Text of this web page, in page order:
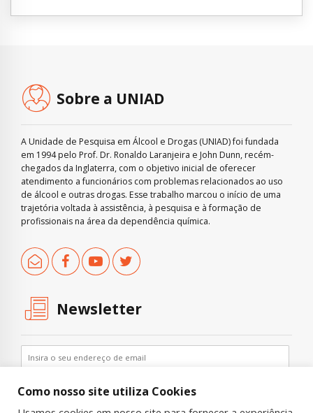
Sobre a UNIAD
A Unidade de Pesquisa em Álcool e Drogas (UNIAD) foi fundada
em 1994 pelo Prof. Dr. Ronaldo Laranjeira e John Dunn, recém-
chegados da Inglaterra, com o objetivo inicial de oferecer
atendimento a funcionários com problemas relacionados ao uso
de álcool e outras drogas. Esse trabalho marcou o início de uma
trajetória voltada à assistência, à pesquisa e à formação de
profissionais na área da dependência química.
Newsletter
Como nosso site utiliza Cookies